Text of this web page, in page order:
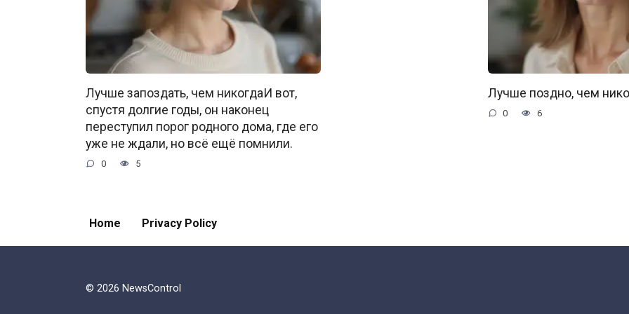
Лучше запоздать, чем никогдаИ вот,
спустя долгие годы, он наконец
переступил порог родного дома, где его
уже не ждали, но всё ещё помнили.
0 5
Лучше поздно, чем
0 6
Home Privacy Policy
© 2026 NewsControl